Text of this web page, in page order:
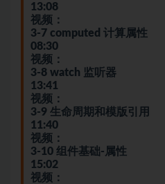
13:08
视频：
3-7 computed 计算属性
08:30
视频：
3-8 watch 监听器
13:41
视频：
3-9 生命周期和模版引用
11:40
视频：
3-10 组件基础-属性
15:02
视频：